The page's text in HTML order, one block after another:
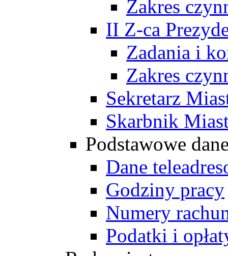
Zakres
II Z-ca
Zadania i
Zakres
Sekretarz
Skarbnik
Podstawowe
Dane
Godziny pracy
Numery
Podatki i